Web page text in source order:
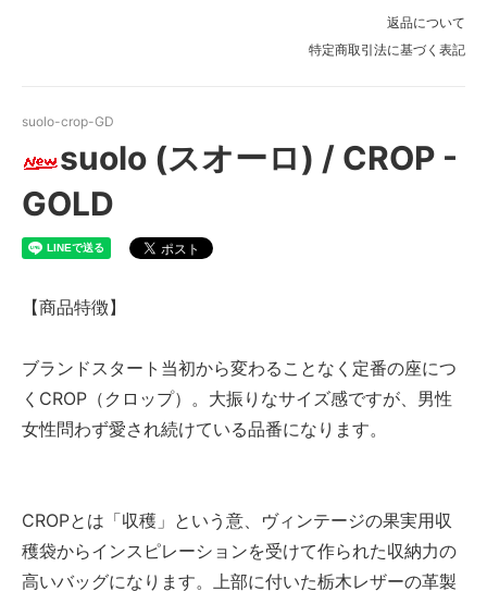
返品について
特定商取引法に基づく表記
suolo-crop-GD
suolo (スオーロ) / CROP -
GOLD
【商品特徴】
ブランドスタート当初から変わることなく定番の座につ
くCROP（クロップ）。大振りなサイズ感ですが、男性
女性問わず愛され続けている品番になります。
CROPとは「収穫」という意、ヴィンテージの果実用収
穫袋からインスピレーションを受けて作られた収納力の
高いバッグになります。上部に付いた栃木レザーの革製